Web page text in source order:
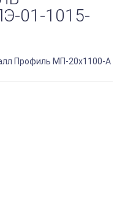
01-1015-
Профиль МП-20х1100-A